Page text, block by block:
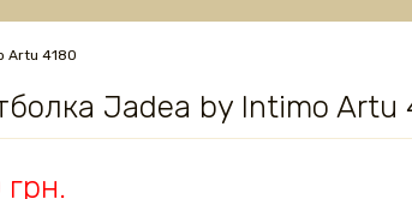
Artu 4180
Jadea by Intimo Artu
грн.